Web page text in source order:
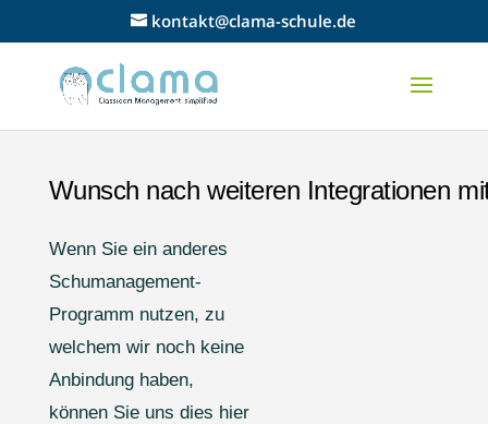
kontakt@clama-schule.de
Wunsch nach weiteren Integrationen
Wenn Sie ein anderes
Schumanagement-
Programm nutzen, zu
welchem wir noch keine
Anbindung haben,
können Sie uns dies hier